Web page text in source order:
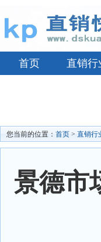
首页 直销行
您当前的位置： 首页 > 直销行
景德市